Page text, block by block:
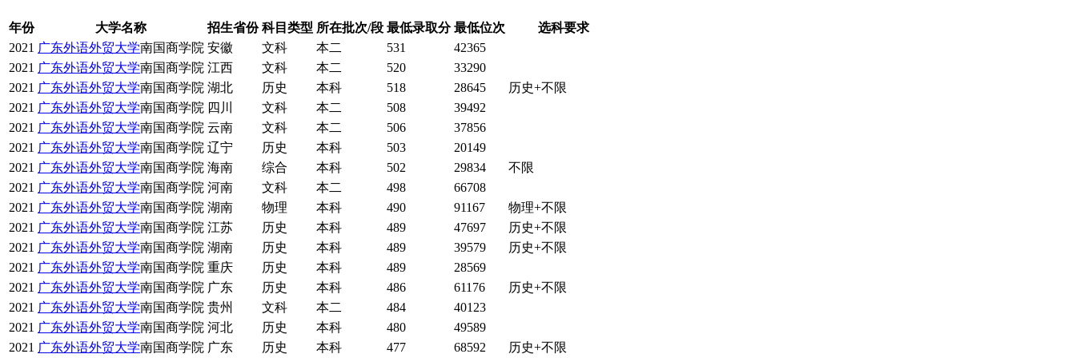
年份 大学名称 招生省份 科目类型 所在批次/段 最低录取分 最低位次
选科要求
2021 广东外语外贸大学南国商学院 安徽 文科 本二 531
42365
2021 广东外语外贸大学南国商学院 江西 文科 本二 520
33290
2021 广东外语外贸大学南国商学院 湖北 历史 本科 518 28645
历史+不限
2021 广东外语外贸大学南国商学院 四川 文科 本二 508
39492
2021 广东外语外贸大学南国商学院 云南 文科 本二 506
37856
2021 广东外语外贸大学南国商学院 辽宁 历史 本科 503
20149
2021 广东外语外贸大学南国商学院 海南 综合 本科 502 29834
不限
2021 广东外语外贸大学南国商学院 河南 文科 本二 498
66708
2021 广东外语外贸大学南国商学院 湖南 物理 本科 490 91167
物理+不限
2021 广东外语外贸大学南国商学院 江苏 历史 本科 489 47697
历史+不限
2021 广东外语外贸大学南国商学院 湖南 历史 本科 489 39579
历史+不限
2021 广东外语外贸大学南国商学院 重庆 历史 本科 489
28569
2021 广东外语外贸大学南国商学院 广东 历史 本科 486 61176
历史+不限
2021 广东外语外贸大学南国商学院 贵州 文科 本二 484
40123
2021 广东外语外贸大学南国商学院 河北 历史 本科 480
49589
2021 广东外语外贸大学南国商学院 广东 历史 本科 477 68592 历史+不限